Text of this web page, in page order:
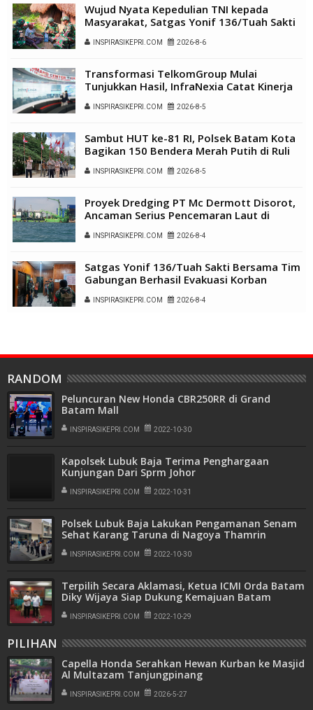
Wujud Nyata Kepedulian TNI kepada
Masyarakat, Satgas Yonif 136/Tuah Sakti
Gelar Pengobatan Keliling di Kampung
Kalome
INSPIRASIKEPRI.COM 2026-8-6
Transformasi TelkomGroup Mulai
Tunjukkan Hasil, InfraNexia Catat Kinerja
Positif Perkuat Infrastruktur Digital
Nasional
INSPIRASIKEPRI.COM 2026-8-5
Sambut HUT ke-81 RI, Polsek Batam Kota
Bagikan 150 Bendera Merah Putih di Ruli
Kampung Belian Perpat
INSPIRASIKEPRI.COM 2026-8-5
Proyek Dredging PT Mc Dermott Disorot,
Ancaman Serius Pencemaran Laut di
INSPIRASIKEPRI.COM 2026-8-4
Satgas Yonif 136/Tuah Sakti Bersama Tim
Gabungan Berhasil Evakuasi Korban
Penembakan di Tolikara
INSPIRASIKEPRI.COM 2026-8-4
RANDOM
Peluncuran New Honda CBR250RR di Grand
Batam Mall
INSPIRASIKEPRI.COM 2022-10-30
Kapolsek Lubuk Baja Terima Penghargaan
Kunjungan Dari Sprm Johor
INSPIRASIKEPRI.COM 2022-10-31
Polsek Lubuk Baja Lakukan Pengamanan Senam
Sehat Karang Taruna di Nagoya Thamrin
INSPIRASIKEPRI.COM 2022-10-30
Terpilih Secara Aklamasi, Ketua ICMI Orda Batam
Diky Wijaya Siap Dukung Kemajuan Batam
INSPIRASIKEPRI.COM 2022-10-29
PILIHAN
Capella Honda Serahkan Hewan Kurban ke Masjid
Al Multazam Tanjungpinang
INSPIRASIKEPRI.COM 2026-5-27